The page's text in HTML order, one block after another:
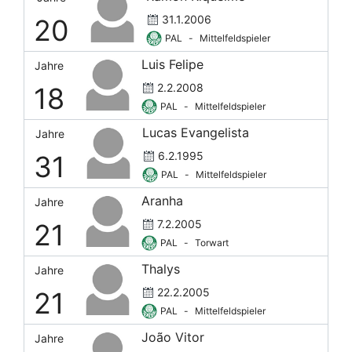
20 31.1.2006
PAL - Mittelfeldspieler
Jahre
18
Luis Felipe
2.2.2008
PAL - Mittelfeldspieler
Jahre
31
Lucas Evangelista
6.2.1995
PAL - Mittelfeldspieler
Jahre
21
Aranha
7.2.2005
PAL - Torwart
Jahre
21
Thalys
22.2.2005
PAL - Mittelfeldspieler
Jahre João Vitor